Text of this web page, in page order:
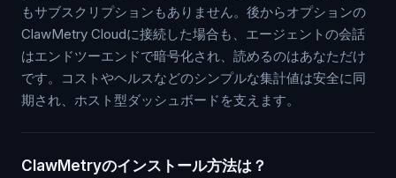
もサブスクリプションもありません。後からオプションの
ClawMetry Cloudに接続した場合も、エージェントの会話
はエンドツーエンドで暗号化され、読めるのはあなただけ
です。コストやヘルスなどのシンプルな集計値は安全に同
期され、ホスト型ダッシュボードを支えます。
ClawMetryのインストール方法は？